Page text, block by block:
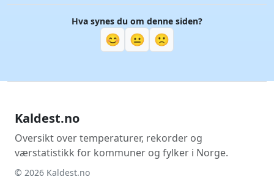
Hva synes du om denne siden?
😊 😐 🙁
Kaldest.no
Oversikt over temperaturer, rekorder og
værstatistikk for kommuner og fylker i Norge.
© 2026 Kaldest.no